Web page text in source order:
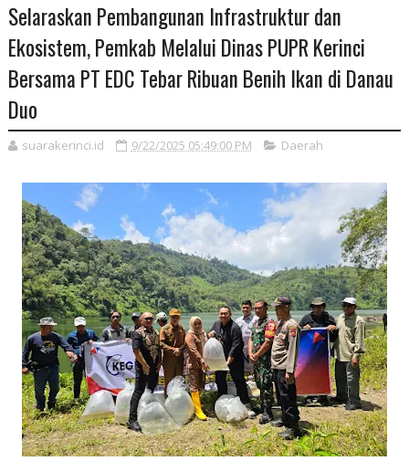
Selaraskan Pembangunan Infrastruktur dan
Ekosistem, Pemkab Melalui Dinas PUPR Kerinci
Bersama PT EDC Tebar Ribuan Benih Ikan di Danau
Duo
suarakerinci.id 9/22/2025 05:49:00 PM Daerah